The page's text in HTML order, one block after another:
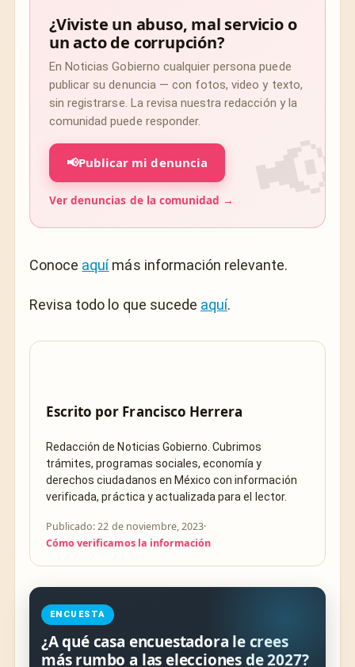
¿Viviste un abuso, mal servicio o
un acto de corrupción?
En Noticias Gobierno cualquier persona puede
publicar su denuncia — con fotos, video y texto,
sin registrarse. La revisa nuestra redacción y la
comunidad puede responder.
📢Publicar mi denuncia
Ver denuncias de la comunidad →
Conoce aquímás información relevante.
Revisa todo lo que sucede aquí.
Escrito por Francisco Herrera
Redacción de Noticias Gobierno. Cubrimos
trámites, programas sociales, economía y
derechos ciudadanos en México con información
verificada, práctica y actualizada para el lector.
Publicado: 22 de noviembre, 2023·
Cómo verificamos la información
ENCUESTA
¿A qué casa encuestadora le crees
más rumbo a las elecciones de 2027?